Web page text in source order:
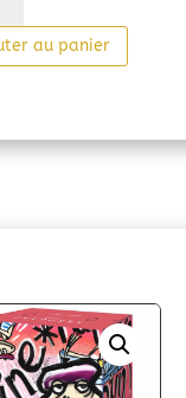
au panier